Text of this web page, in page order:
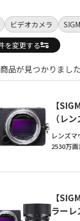
ビデオカメラ
を変更する
品が見つかりました
【
（レ
レンズマ
2530万
【
ラーレ